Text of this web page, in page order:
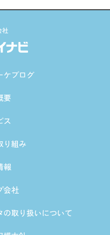
社
ケブログ
要
ス
り組み
報
会社
の取り扱いについて